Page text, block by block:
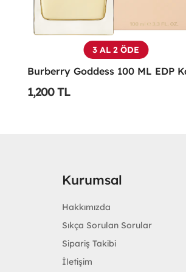
3 AL 2 ÖDE
1,200 TL
Kurumsal
Hakkımızda
Sıkça Sorulan Sorular
Sipariş Takibi
İletişim